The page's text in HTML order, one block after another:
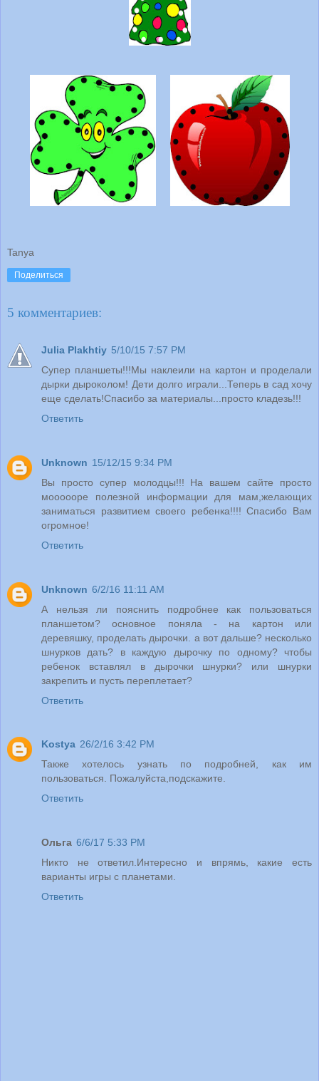
Tanya
Поделиться
5 комментариев:
Julia Plakhtiy 5/10/15 7:57 PM
Супер планшеты!!!Мы наклеили на картон и проделали
дырки дыроколом! Дети долго играли...Теперь в сад хочу
еще сделать!Спасибо за материалы...просто кладезь!!!
Ответить
Unknown 15/12/15 9:34 PM
Вы просто супер молодцы!!! На вашем сайте просто
моооооре полезной информации для мам,желающих
заниматься развитием своего ребенка!!!! Спасибо Вам
огромное!
Ответить
Unknown 6/2/16 11:11 AM
А нельзя ли пояснить подробнее как пользоваться
планшетом? основное поняла - на картон или
деревяшку, проделать дырочки. а вот дальше? несколько
шнурков дать? в каждую дырочку по одному? чтобы
ребенок вставлял в дырочки шнурки? или шнурки
закрепить и пусть переплетает?
Ответить
Kostya 26/2/16 3:42 PM
Также хотелось узнать по подробней, как им
пользоваться. Пожалуйста,подскажите.
Ответить
Ольга 6/6/17 5:33 PM
Никто не ответил.Интересно и впрямь, какие есть
варианты игры с планетами.
Ответить